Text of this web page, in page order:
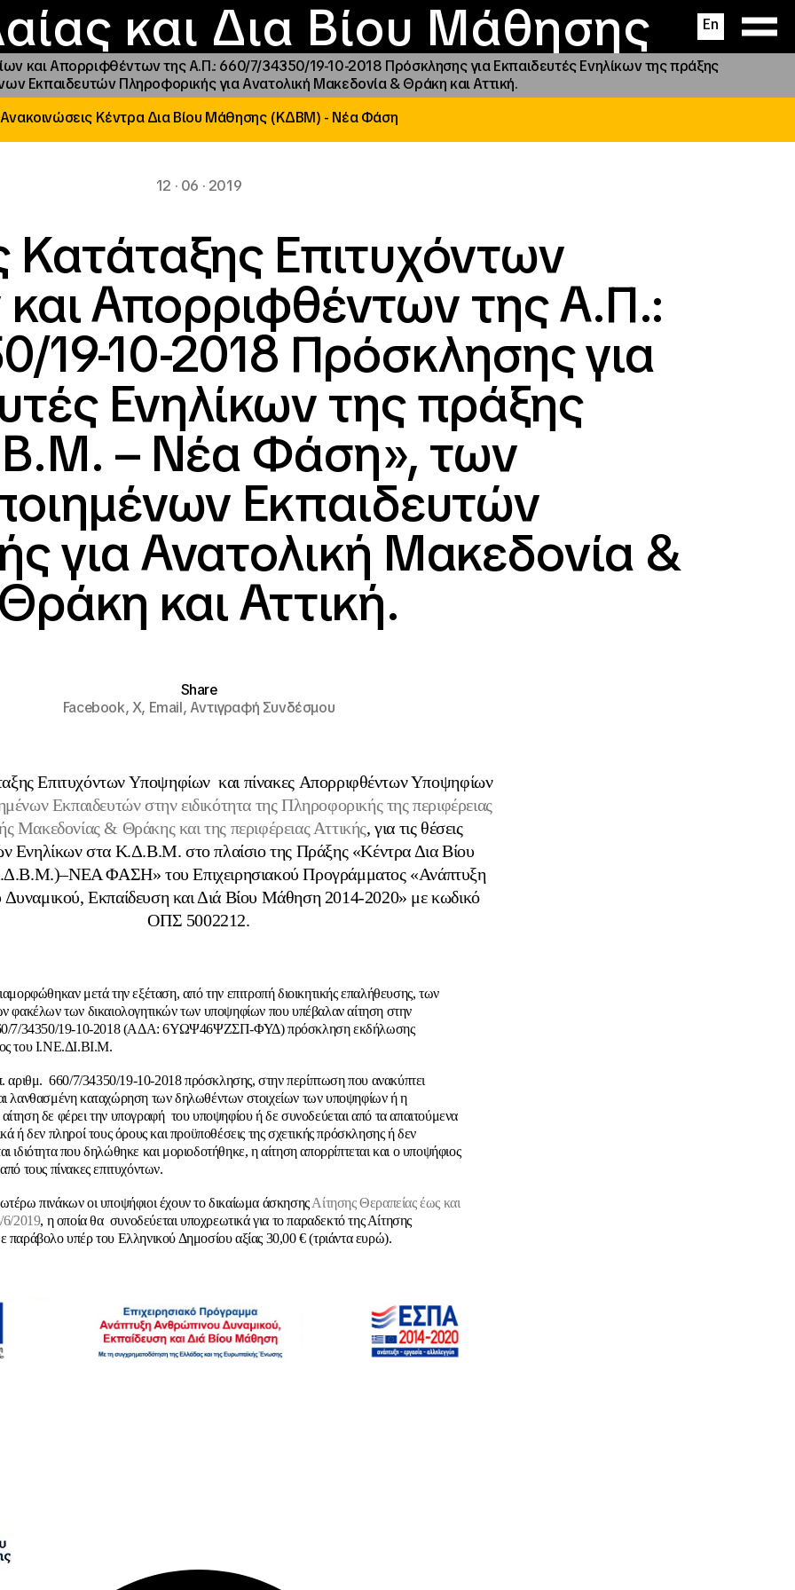
και Δια Βίου Μάθησης En
Το ΙΝΕΔΙΒΙΜκαι δράσεις
Εστίες
αιγίδας
Νέα
Επικοινωνία
και Απορριφθέντων της Α.Π.: 660/7/34350/19-10-2018 Πρόσκλησης για Εκπαιδευτές Ενηλίκων της πράξης
Εκπαιδευτών Πληροφορικής για Ανατολική Μακεδονία & Θράκη και Αττική.
Ανακοινώσεις Κέντρα Δια Βίου Μάθησης (ΚΔΒΜ) - Νέα Φάση
12 · 06 · 2019
Κατάταξης Επιτυχόντων
Απορριφθέντων της Α.Π.:
19-10-2018 Πρόσκλησης για
Ενηλίκων της πράξης
– Νέα Φάση», των
Εκπαιδευτών
για Ανατολική Μακεδονία &
και Αττική.
Share
Facebook,X, Email,Αντιγραφή Συνδέσμου
Επιτυχόντων Υποψηφίων και πίνακες Απορριφθέντων Υποψηφίων
Εκπαιδευτών στην ειδικότητα της Πληροφορικής της περιφέρειας
Μακεδονίας & Θράκης και της περιφέρειας Αττικής, για τις θέσεις
Ενηλίκων στα Κ.Δ.Β.Μ. στο πλαίσιο της Πράξης «Κέντρα Δια Βίου
ΦΑΣΗ» του Επιχειρησιακού Προγράμματος «Ανάπτυξη
Εκπαίδευση και Διά Βίου Μάθηση 2014-2020» με κωδικό
ΟΠΣ 5002212.
μετά την εξέταση, από την επιτροπή διοικητικής επαλήθευσης, των
φακέλων των δικαιολογητικών των υποψηφίων που υπέβαλαν αίτηση στην
7/34350/19-10-2018 (ΑΔΑ: 6ΥΩΨ46ΨΖΣΠ-ΦΥΔ) πρόσκληση εκδήλωσης
του Ι.ΝΕ.ΔΙ.ΒΙ.Μ.
αριθμ. 660/7/34350/19-10-2018 πρόσκλησης, στην περίπτωση που ανακύπτει
λανθασμένη καταχώρηση των δηλωθέντων στοιχείων των υποψηφίων ή η
δε φέρει την υπογραφή του υποψηφίου ή δε συνοδεύεται από τα απαιτούμενα
ή δεν πληροί τους όρους και προϋποθέσεις της σχετικής πρόσκλησης ή δεν
ιδιότητα που δηλώθηκε και μοριοδοτήθηκε, η αίτηση απορρίπτεται και ο υποψήφιος
τους πίνακες επιτυχόντων.
πινάκων οι υποψήφιοι έχουν το δικαίωμα άσκησηςΑίτησης Θεραπείαςέως και
6/2019, η οποία θα συνοδεύεται υποχρεωτικά για το παραδεκτό της Αίτησης
παράβολο υπέρ του Ελληνικού Δημοσίου αξίας 30,00 € (τριάντα ευρώ).